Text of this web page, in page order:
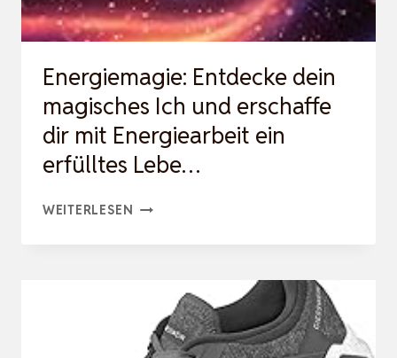
Energiemagie: Entdecke dein
magisches Ich und erschaffe
dir mit Energiearbeit ein
erfülltes Lebe…
WEITERLESEN ENERGIEMAGIE:
UND